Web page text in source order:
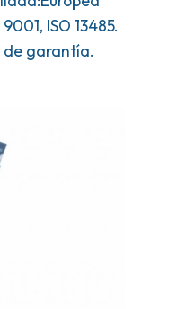
ISO 13485.
de garantía.